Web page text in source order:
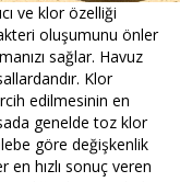
ve klor özelliği
oluşumunu önler
sağlar. Havuz
Klor
edilmesinin en
genelde toz klor
göre değişkenlik
hızlı sonuç veren